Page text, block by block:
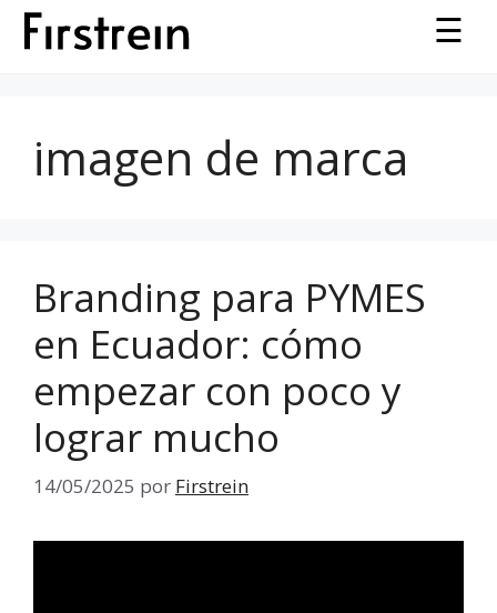
Saltar
☰
imagen de marca
Branding para PYMES
en Ecuador: cómo
empezar con poco y
lograr mucho
14/05/2025 por Firstrein